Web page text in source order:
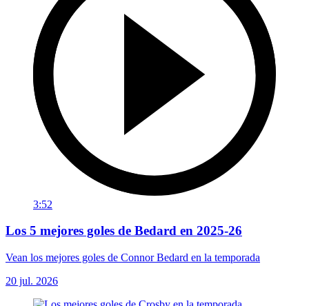
3:52
Los 5 mejores goles de Bedard en 2025-26
Vean los mejores goles de Connor Bedard en la temporada
20 jul. 2026